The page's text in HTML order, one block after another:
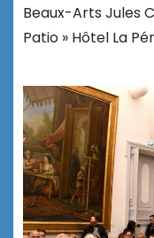
Beaux-Arts Jules
Patio » Hôtel La